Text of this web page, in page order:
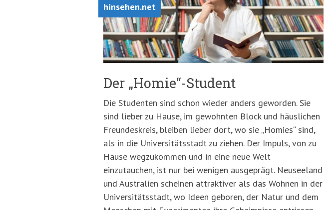
hinsehen.net
Der „Homie“-Student
Die Studenten sind schon wieder anders geworden. Sie
sind lieber zu Hause, im gewohnten Block und häuslichen
Freundeskreis, bleiben lieber dort, wo sie „Homies“ sind,
als in die Universitätsstadt zu ziehen. Der Impuls, von zu
Hause wegzukommen und in eine neue Welt
einzutauchen, ist nur bei wenigen ausgeprägt. Neuseeland
und Australien scheinen attraktiver als das Wohnen in der
Universitätsstadt, wo Ideen geboren, der Natur und dem